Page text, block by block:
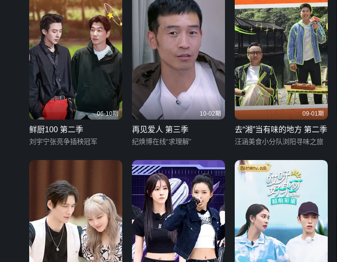
06-10期
鲜厨100 第二季
刘宇宁张亮争插秧冠军
10-02期
再见爱人 第三季
纪焕博在线“求理解”
09-01期
去“湘”当有味的地方 第二季
汪涵美食小分队浏阳寻味之旅